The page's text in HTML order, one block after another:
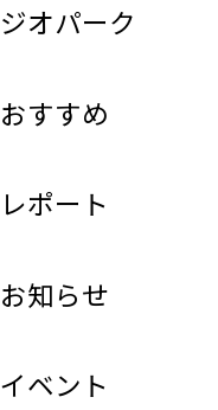
ジオパーク
おすすめ
レポート
お知らせ
イベント